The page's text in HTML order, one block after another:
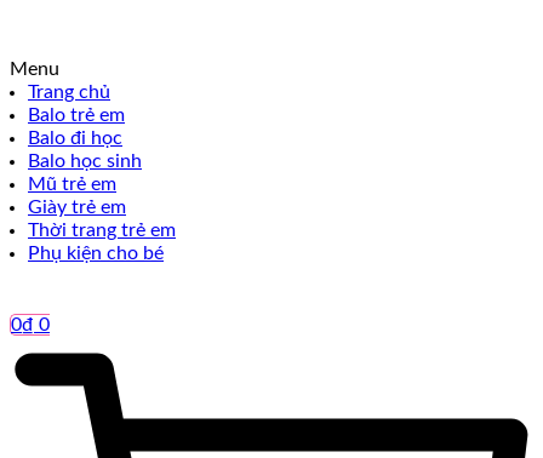
Menu
Trang chủ
Balo trẻ em
Balo đi học
Balo học sinh
Mũ trẻ em
Giày trẻ em
Thời trang trẻ em
Phụ kiện cho bé
0₫ 0